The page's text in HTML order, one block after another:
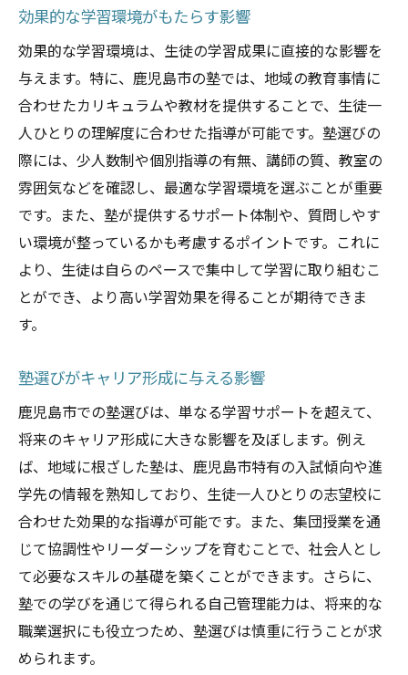
生徒一人ひとりに合わせた指導法が生む効果と
は
個別指導と集団授業の違いを理解
生徒の個性に合わせたカリキュラム
パーソナライズされた学習の重要性
学習成果を最大化する指導法
生徒のモチベーションを高める方法
個別対応がもたらす長期的な効果
迷わない塾選び鹿児島市での賢い選択法
塾選びのチェックポイントを紹介
教育方針に合った塾の見つけ方
費用対効果を考慮した選択法
親子で話し合う塾選びの重要性
最適な学び場を見つけるための塾選びの秘訣
学びを深める塾選びの基準
生徒の目標に合わせた選択法
塾の雰囲気を実際に確認する
学びの意欲を引き出す環境を選ぶ
進路相談を含めた塾の活用法
鹿児島市の教育資源をフル活用
効果的な学習環境がもたらす影響
効果的な学習環境は、生徒の学習成果に直接的な影響を
与えます。特に、鹿児島市の塾では、地域の教育事情に
合わせたカリキュラムや教材を提供することで、生徒一
人ひとりの理解度に合わせた指導が可能です。塾選びの
際には、少人数制や個別指導の有無、講師の質、教室の
雰囲気などを確認し、最適な学習環境を選ぶことが重要
です。また、塾が提供するサポート体制や、質問しやす
い環境が整っているかも考慮するポイントです。これに
より、生徒は自らのペースで集中して学習に取り組むこ
とができ、より高い学習効果を得ることが期待できま
す。
塾選びがキャリア形成に与える影響
鹿児島市での塾選びは、単なる学習サポートを超えて、
将来のキャリア形成に大きな影響を及ぼします。例え
ば、地域に根ざした塾は、鹿児島市特有の入試傾向や進
学先の情報を熟知しており、生徒一人ひとりの志望校に
合わせた効果的な指導が可能です。また、集団授業を通
じて協調性やリーダーシップを育むことで、社会人とし
て必要なスキルの基礎を築くことができます。さらに、
塾での学びを通じて得られる自己管理能力は、将来的な
職業選択にも役立つため、塾選びは慎重に行うことが求
められます。